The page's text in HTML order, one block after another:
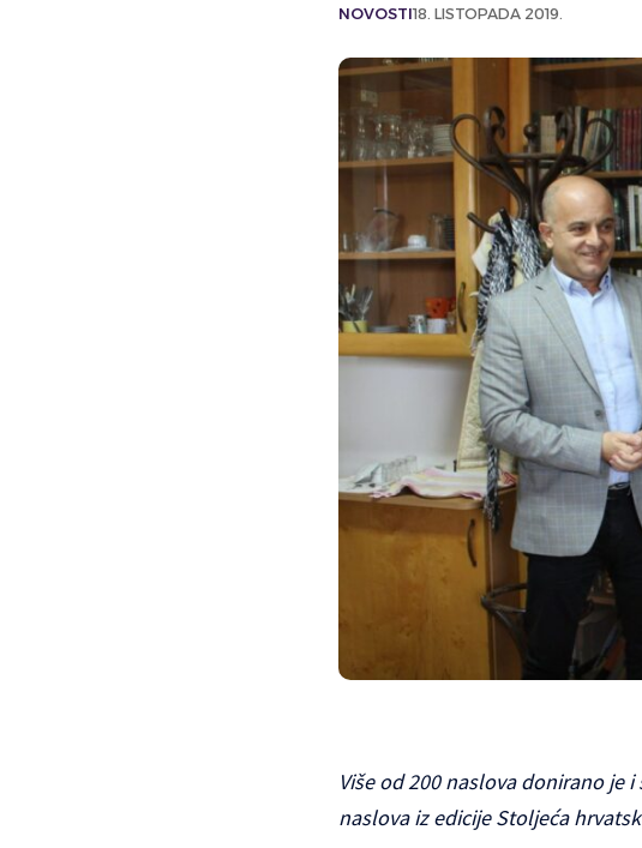
NOVOSTI18. LISTOPADA 2019.
Više od 200 naslova donirano je
naslova iz edicije Stoljeća